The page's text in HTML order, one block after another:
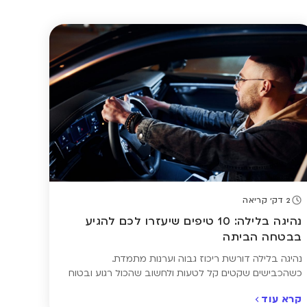
2 דק' קריאה
נהיגה בלילה: 10 טיפים שיעזרו לכם להגיע
בבטחה הביתה
נהיגה בלילה דורשת ריכוז גבוה וערנות מתמדת.
כשהכבישים שקטים קל לטעות ולחשוב שהכול רגוע ובטוח
את זמן התגובה, הסנוור מפנסי רכבים אחרים שמצמצם את
קרא עוד